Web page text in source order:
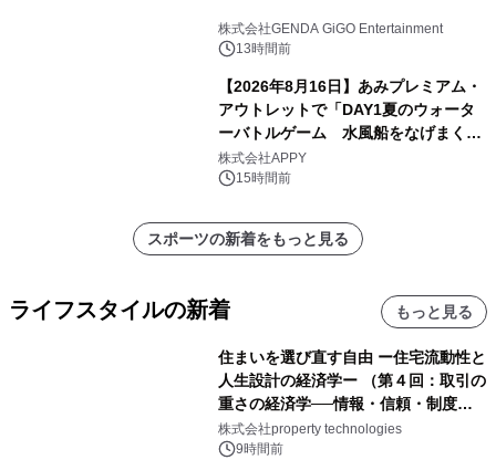
株式会社GENDA GiGO Entertainment
13時間前
【2026年8月16日】あみプレミアム・
アウトレットで「DAY1夏のウォータ
ーバトルゲーム 水風船をなげまくろ
う！」を開催
株式会社APPY
15時間前
スポーツの新着をもっと見る
ライフスタイルの新着 もっと見る
住まいを選び直す自由 ー住宅流動性と
人生設計の経済学ー （第４回：取引の
重さの経済学──情報・信頼・制度を
PropTechはどう組み替えるか）｜
PropTech-Lab
株式会社property technologies
9時間前